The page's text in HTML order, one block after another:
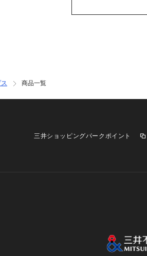
商品一覧
三井ショッピングパークポイント
個人情報保護方針 個